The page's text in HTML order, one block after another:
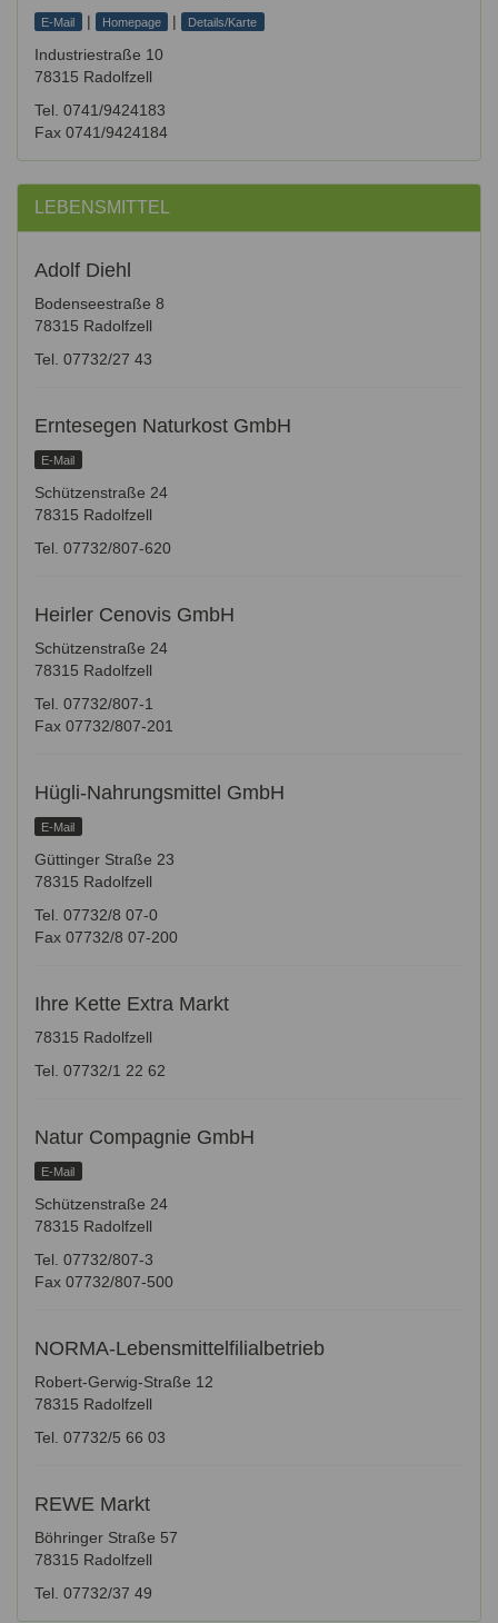
E-Mail | Homepage | Details/Karte
Industriestraße 10
78315 Radolfzell
Tel. 0741/9424183
Fax 0741/9424184
LEBENSMITTEL
Adolf Diehl
Bodenseestraße 8
78315 Radolfzell
Tel. 07732/27 43
Erntesegen Naturkost GmbH
E-Mail
Schützenstraße 24
78315 Radolfzell
Tel. 07732/807-620
Heirler Cenovis GmbH
Schützenstraße 24
78315 Radolfzell
Tel. 07732/807-1
Fax 07732/807-201
Hügli-Nahrungsmittel GmbH
E-Mail
Güttinger Straße 23
78315 Radolfzell
Tel. 07732/8 07-0
Fax 07732/8 07-200
Ihre Kette Extra Markt
78315 Radolfzell
Tel. 07732/1 22 62
Natur Compagnie GmbH
E-Mail
Schützenstraße 24
78315 Radolfzell
Tel. 07732/807-3
Fax 07732/807-500
NORMA-Lebensmittelfilialbetrieb
Robert-Gerwig-Straße 12
78315 Radolfzell
Tel. 07732/5 66 03
REWE Markt
Böhringer Straße 57
78315 Radolfzell
Tel. 07732/37 49